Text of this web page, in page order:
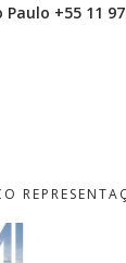
Paulo +55 11